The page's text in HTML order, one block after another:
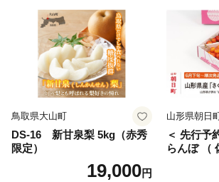
産 農家直
サイズミ
ァーム 愛
鳥取県大山町
DS-16 新甘泉梨 5kg（赤秀
限定）
19,000円
山形県朝日
＜ 先行予
らんぼ （
） ご家庭
26年6月